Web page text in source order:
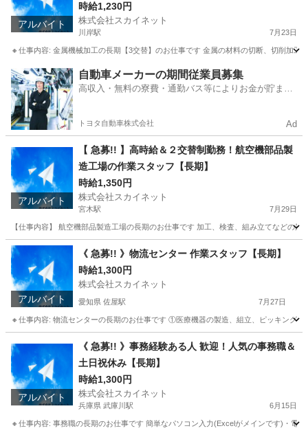
アルバイト
時給1,230円
株式会社スカイネット
川岸駅 7月23日
🔸仕事内容: 金属機械加工の長期【3交替】のお仕事です 金属の材料の切断、切削加
長野 岡谷市 川岸駅 工場 時給
自動車メーカーの期間従業員募集
高収入・無料の寮費・通勤バス等によりお金が貯まり
トヨタ自動車株式会社 Ad
アルバイト
【 急募!! 】高時給＆２交替制勤務！航空機部品製
造工場の作業スタッフ【長期】
時給1,350円
株式会社スカイネット
宮木駅 7月29日
【仕事内容】 航空機部品製造工場の長期のお仕事です 加工、検査、組み立てなどの
長野 上伊那郡 宮木駅 工場 長野 上伊那郡 辰野駅
工場 製造工場
アルバイト
《 急募!! 》物流センター 作業スタッフ【長期】
時給1,300円
株式会社スカイネット
愛知県 佐屋駅 7月27日
🔸仕事内容: 物流センターの長期のお仕事です ①医療機器の製造、組立、ピッキング
佐屋駅 仕分け スタッフ
アルバイト
《 急募!! 》事務経験ある人 歓迎！人気の事務職＆
土日祝休み【長期】
時給1,300円
株式会社スカイネット
兵庫県 武庫川駅 6月15日
🔸仕事内容: 事務職の長期のお仕事です 簡単なパソコン入力(Excelがメインです)・電